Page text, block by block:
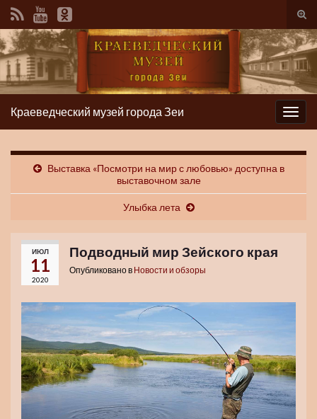
Вкл/
Вкл/
выкл
Краеведческий музей города Зеи
Выставка «Посмотри на мир с любовью» доступна в
выставочном зале
Улыбка лета
ИЮЛ
11
2020
Подводный мир Зейского края
Опубликовано в Новости и обзоры